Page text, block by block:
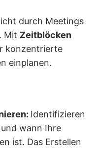
durch Meetings
Mit Zeitblöcken
konzentrierte
einplanen.
Identifizieren
wann Ihre
ist. Das Erstellen